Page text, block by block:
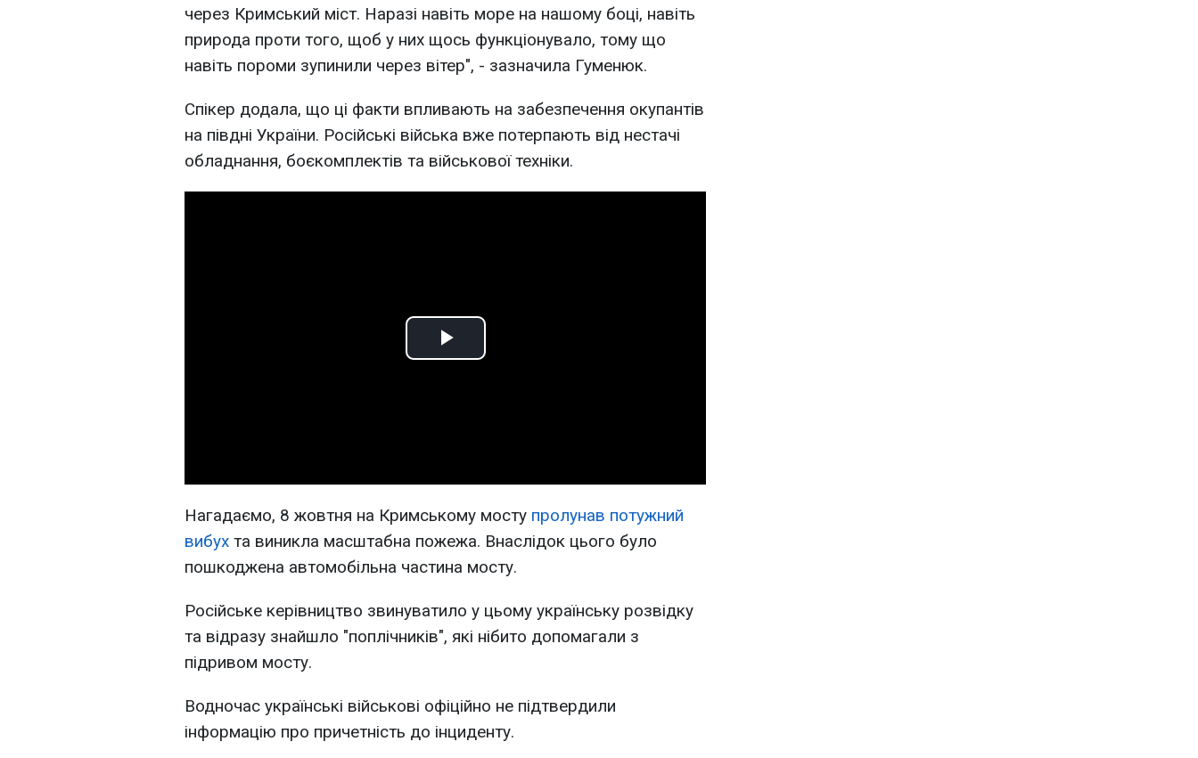
через Кримський міст. Наразі навіть море на нашому боці, навіть
природа проти того, щоб у них щось функціонувало, тому що
навіть пороми зупинили через вітер", - зазначила Гуменюк.
Спікер додала, що ці факти впливають на забезпечення окупантів
на півдні України. Російські війська вже потерпають від нестачі
обладнання, боєкомплектів та військової техніки.
Play
Нагадаємо, 8 жовтня на Кримському мосту пролунав потужний
вибух та виникла масштабна пожежа. Внаслідок цього було
пошкоджена автомобільна частина мосту.
Російське керівництво звинуватило у цьому українську розвідку
та відразу знайшло "поплічників", які нібито допомагали з
підривом мосту.
Водночас українські військові офіційно не підтвердили
інформацію про причетність до інциденту.